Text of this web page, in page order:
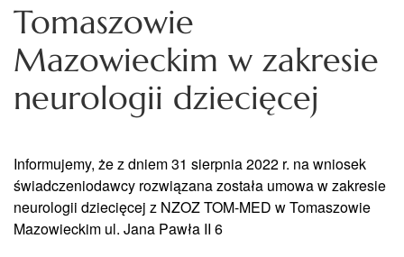
Tomaszowie
Mazowieckim w zakresie
neurologii dziecięcej
Informujemy, że z dniem 31 sierpnia 2022 r. na wniosek
świadczeniodawcy rozwiązana została umowa w zakresie
neurologii dziecięcej z NZOZ TOM-MED w Tomaszowie
Mazowieckim ul. Jana Pawła II 6